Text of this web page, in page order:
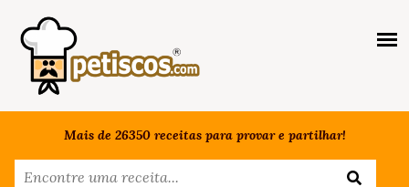
Mais de 26350 receitas para provar e partilhar!